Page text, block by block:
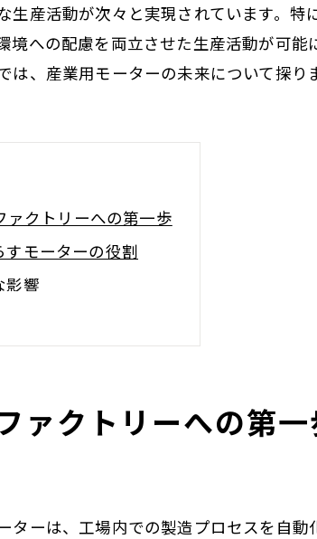
産活動が次々と実現されています。特
への配慮を両立させた生産活動が可能
、産業用モーターの未来について探りま
ァクトリーへの第一歩
モーターの役割
影響
能性
新技術
選び方
ァクトリーへの第一
ーは、工場内での製造プロセスを自動